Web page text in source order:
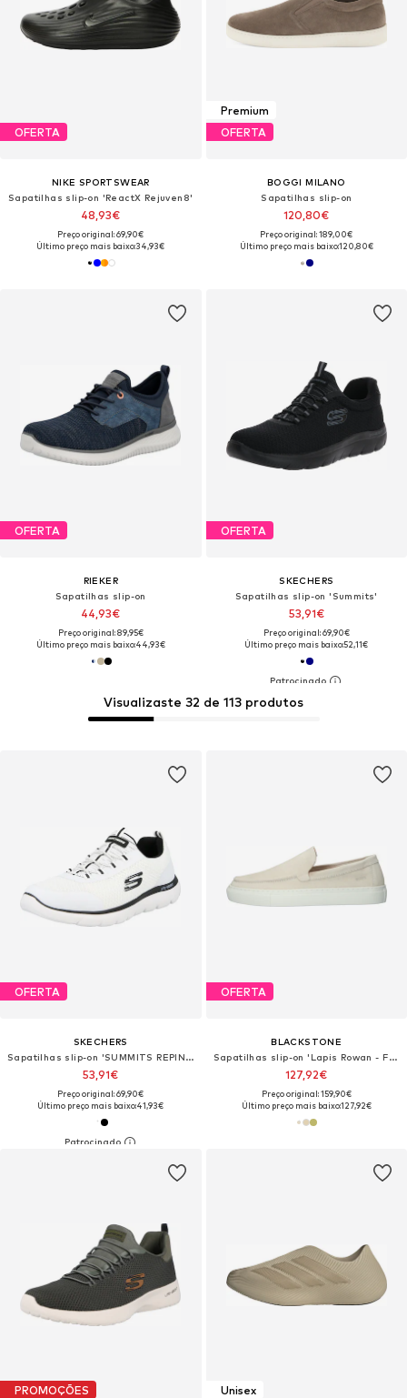
OFERTA
NIKE SPORTSWEAR
Sapatilhas slip-on 'ReactX Rejuven8'
48,93€
Preço original: 69,90€
Último preço mais baixo:34,93€
Premium
OFERTA
BOGGI MILANO
Sapatilhas slip-on
120,80€
Preço original: 189,00€
Último preço mais baixo:120,80€
OFERTA
RIEKER
Sapatilhas slip-on
44,93€
Preço original: 89,95€
Último preço mais baixo:44,93€
OFERTA
SKECHERS
Sapatilhas slip-on 'Summits'
53,91€
Preço original: 69,90€
Último preço mais baixo:52,11€
OFERTA
SKECHERS
Sapatilhas slip-on 'SUMMITS REPINSKI'
53,91€
Preço original: 69,90€
Último preço mais baixo:41,93€
Visualizaste 32 de 113 produtos
OFERTA
BLACKSTONE
Sapatilhas slip-on 'Lapis Rowan - FG628'
127,92€
Preço original: 159,90€
Último preço mais baixo:127,92€
PROMOÇÕES Unisex